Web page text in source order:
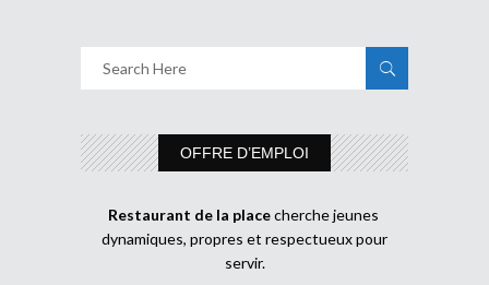
OFFRE D’EMPLOI
Restaurant de la placecherche jeunes
dynamiques, propres et respectueux pour
servir.